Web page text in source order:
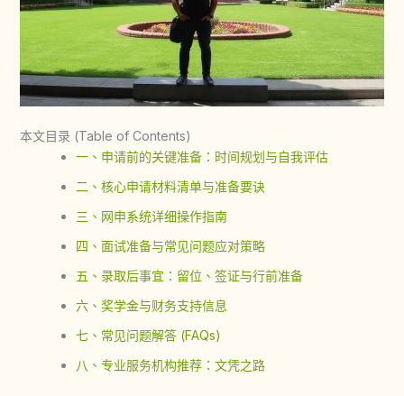
本文目录 (Table of Contents)
一、申请前的关键准备：时间规划与自我评估
二、核心申请材料清单与准备要诀
三、网申系统详细操作指南
四、面试准备与常见问题应对策略
五、录取后事宜：留位、签证与行前准备
六、奖学金与财务支持信息
七、常见问题解答 (FAQs)
八、专业服务机构推荐：文凭之路